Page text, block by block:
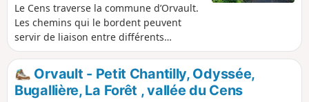
Le Cens traverse la commune d’Orvault.
Les chemins qui le bordent peuvent
servir de liaison entre différents
quartiers de la ville. Cette balade
traverse le Petit Moulin, la Praudière, la
Gobinière et le Petit Chantilly, marqués
par de beaux espaces verts.
Orvault - Petit Chantilly, Odyssée,
Bugallière, La Forêt , vallée du Cens